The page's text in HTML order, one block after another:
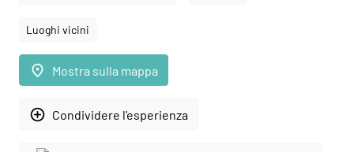
Luoghi vicini
place Mostra sulla mappa
add_circle_outline Condividere l'esperienza